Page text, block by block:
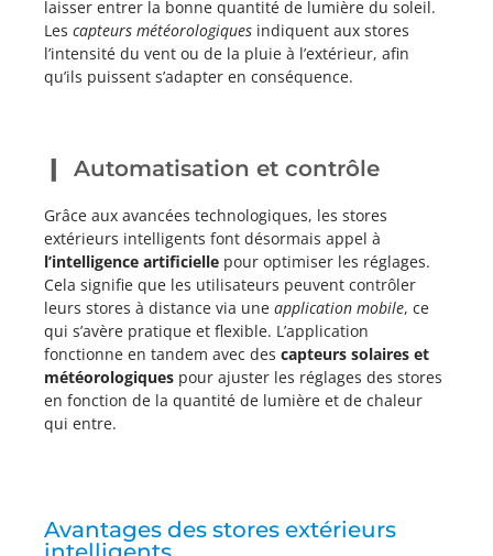
laisser entrer la bonne quantité de lumière du soleil.
Les capteurs météorologiques indiquent aux stores
l’intensité du vent ou de la pluie à l’extérieur, afin
qu’ils puissent s’adapter en conséquence.
Automatisation et contrôle
Grâce aux avancées technologiques, les stores
extérieurs intelligents font désormais appel à
l’intelligence artificielle pour optimiser les réglages.
Cela signifie que les utilisateurs peuvent contrôler
leurs stores à distance via une application mobile, ce
qui s’avère pratique et flexible. L’application
fonctionne en tandem avec des capteurs solaires et
météorologiques pour ajuster les réglages des stores
en fonction de la quantité de lumière et de chaleur
qui entre.
Avantages des stores extérieurs